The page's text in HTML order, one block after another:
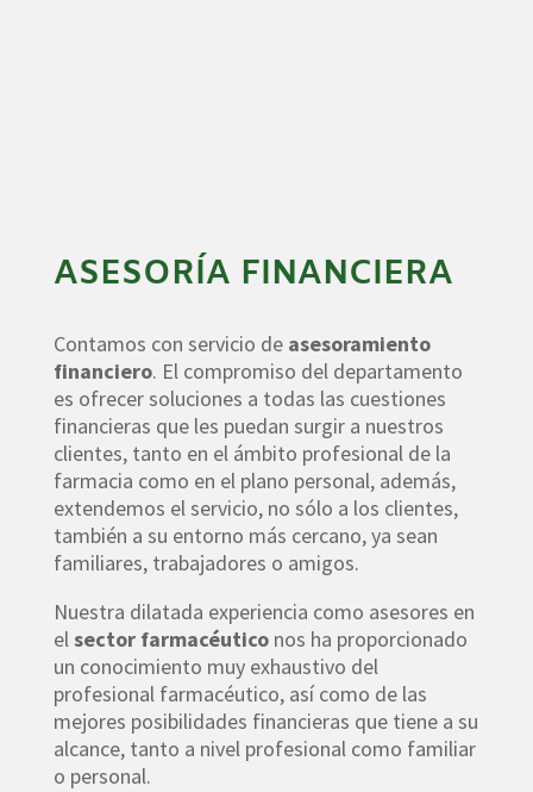
ASESORÍA FINANCIERA
Contamos con servicio de asesoramiento
financiero. El compromiso del departamento
es ofrecer soluciones a todas las cuestiones
financieras que les puedan surgir a nuestros
clientes, tanto en el ámbito profesional de la
farmacia como en el plano personal, además,
extendemos el servicio, no sólo a los clientes,
también a su entorno más cercano, ya sean
familiares, trabajadores o amigos.
Nuestra dilatada experiencia como asesores en
elsector farmacéutico nos ha proporcionado
un conocimiento muy exhaustivo del
profesional farmacéutico, así como de las
mejores posibilidades financieras que tiene a su
alcance, tanto a nivel profesional como familiar
o personal.